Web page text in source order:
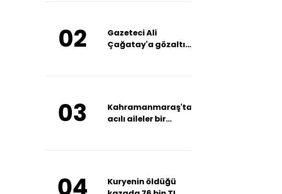
02
Gazeteci Ali
Çağatay'a gözaltı
03
Kahramanmaraş'ta
acılı aileler bir
04
Kuryenin öldüğü